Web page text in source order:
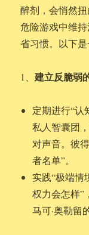
醉剂，会悄然
危险游戏中维
省习惯。以下是
1、建立反脆弱
定期进行“认
私人智囊团
对声音。彼
者名单”。
实践“极端情
权力会怎样”
马可·奥勒留